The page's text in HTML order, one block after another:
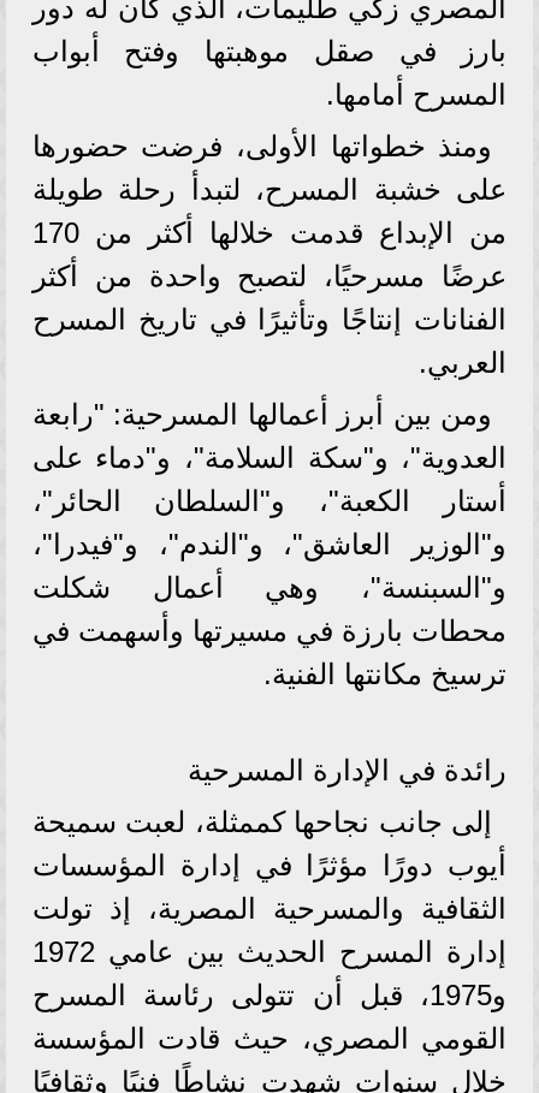
المصري زكي طليمات، الذي كان له دور
بارز في صقل موهبتها وفتح أبواب
المسرح أمامها.
ومنذ خطواتها الأولى، فرضت حضورها
على خشبة المسرح، لتبدأ رحلة طويلة
من الإبداع قدمت خلالها أكثر من 170
عرضًا مسرحيًا، لتصبح واحدة من أكثر
الفنانات إنتاجًا وتأثيرًا في تاريخ المسرح
العربي.
ومن بين أبرز أعمالها المسرحية: "رابعة
العدوية"، و"سكة السلامة"، و"دماء على
أستار الكعبة"، و"السلطان الحائر"،
و"الوزير العاشق"، و"الندم"، و"فيدرا"،
و"السبنسة"، وهي أعمال شكلت
محطات بارزة في مسيرتها وأسهمت في
ترسيخ مكانتها الفنية.
رائدة في الإدارة المسرحية
إلى جانب نجاحها كممثلة، لعبت سميحة
أيوب دورًا مؤثرًا في إدارة المؤسسات
الثقافية والمسرحية المصرية، إذ تولت
إدارة المسرح الحديث بين عامي 1972
و1975، قبل أن تتولى رئاسة المسرح
القومي المصري، حيث قادت المؤسسة
خلال سنوات شهدت نشاطًا فنيًا وثقافيًا